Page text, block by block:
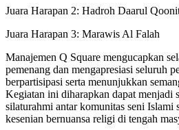
Juara Harapan 2: Hadroh Daarul
Juara Harapan 3: Marawis Al Falah
Manajemen Q Square mengucapkan
pemenang dan mengapresiasi seluruh
berpartisipasi serta menunjukkan
Kegiatan ini diharapkan dapat menjadi
silaturahmi antar komunitas seni Islami
kesenian bernuansa religi di tengah